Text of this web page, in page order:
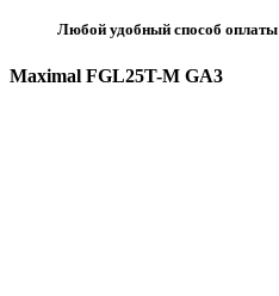
Любой удобный способ оплаты
Maximal FGL25T-M GA3